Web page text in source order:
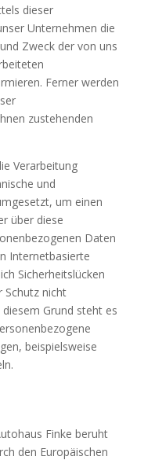
dieser
Unternehmen die
Zweck der von uns
Ferner werden
zustehenden
Verarbeitung
und
um einen
über diese
Daten
Internetbasierte
Sicherheitslücken
Schutz nicht
Grund steht es
beispielsweise
Finke beruht
den Europäischen